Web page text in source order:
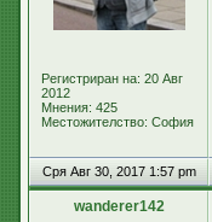
Регистриран на: 20 Авг
2012
Мнения: 425
Местожителство: София
Сря Авг 30, 2017 1:57 pm
wanderer142